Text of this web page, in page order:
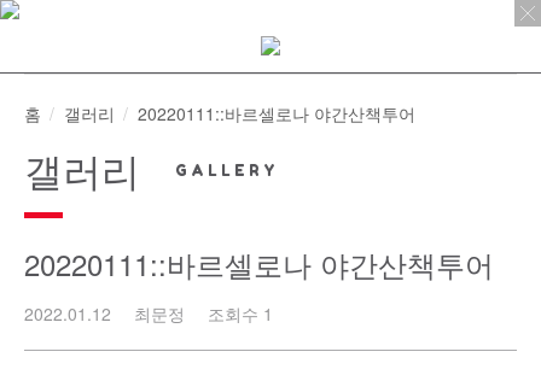
Skip
홈 갤러리 20220111::바르셀로나 야간산책투어
갤러리
20220111::바르셀로나 야간산책투어
2022.01.12 최문정 조회수 1